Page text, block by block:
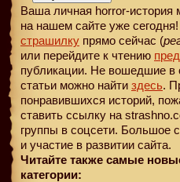
Ваша личная horror-история
на нашем сайте уже сегодня!
страшилку прямо сейчас (
или перейдите к чтению
публикации. Не вошедшие в
статьи можно найти здесь.
понравившихся историй,
ставить ссылку на
группы в соцсети. Большое
и участие в развитии сайта.
Читайте также самые
категории: